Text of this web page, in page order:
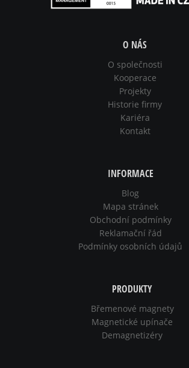
O NÁS
O společnosti
Kooperace
Projekty
Historie firmy
Kariéra
Kontakt
INFORMACE
Blog
Mapa stránek
Obchodní podmínky
Reklamační řád
Podmínky osobních údajů
PRODUKTY
Břemenové magnety
Magnetické upínače
Demagnetizéry